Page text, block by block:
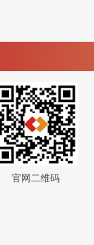
官网二维码